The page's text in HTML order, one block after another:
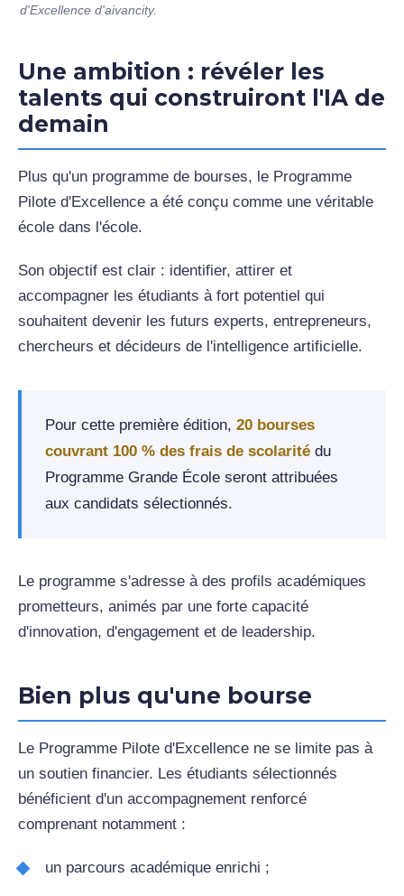
d'Excellence d'aivancity.
Une ambition : révéler les
talents qui construiront l'IA de
demain
Plus qu'un programme de bourses, le Programme
Pilote d'Excellence a été conçu comme une véritable
école dans l'école.
Son objectif est clair : identifier, attirer et
accompagner les étudiants à fort potentiel qui
souhaitent devenir les futurs experts, entrepreneurs,
chercheurs et décideurs de l'intelligence artificielle.
Pour cette première édition, 20 bourses
couvrant 100 % des frais de scolarité du
Programme Grande École seront attribuées
aux candidats sélectionnés.
Le programme s'adresse à des profils académiques
prometteurs, animés par une forte capacité
d'innovation, d'engagement et de leadership.
Bien plus qu'une bourse
Le Programme Pilote d'Excellence ne se limite pas à
un soutien financier. Les étudiants sélectionnés
bénéficient d'un accompagnement renforcé
comprenant notamment :
un parcours académique enrichi ;